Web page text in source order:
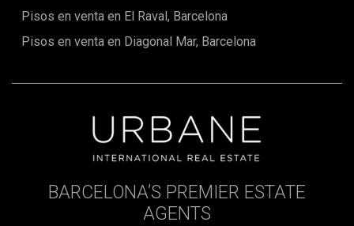
Pisos en venta en El Raval, Barcelona
Pisos en venta en Diagonal Mar, Barcelona
BARCELONA’S PREMIER ESTATE
AGENTS